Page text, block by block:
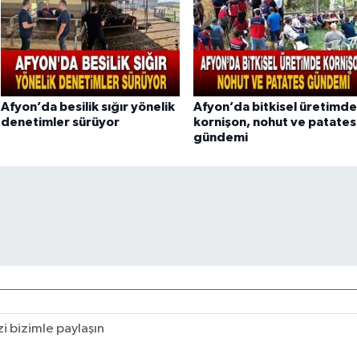
Afyon’da besilik sığır yönelik
denetimler sürüyor
Afyon’da bitkisel üretimde
kornişon, nohut ve patates
gündemi